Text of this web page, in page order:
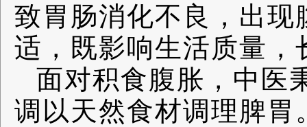
致胃肠消化不良，出
适，既影响生活质量
面对积食腹胀，中医
调以天然食材调理脾